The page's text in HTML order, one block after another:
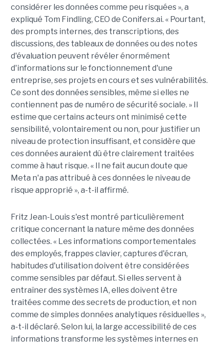
considérer les données comme peu risquées », a
expliqué Tom Findling, CEO de Conifers.ai. « Pourtant,
des prompts internes, des transcriptions, des
discussions, des tableaux de données ou des notes
d'évaluation peuvent révéler énormément
d'informations sur le fonctionnement d'une
entreprise, ses projets en cours et ses vulnérabilités.
Ce sont des données sensibles, même si elles ne
contiennent pas de numéro de sécurité sociale. » Il
estime que certains acteurs ont minimisé cette
sensibilité, volontairement ou non, pour justifier un
niveau de protection insuffisant, et considère que
ces données auraient dû être clairement traitées
comme à haut risque. « Il ne fait aucun doute que
Meta n'a pas attribué à ces données le niveau de
risque approprié », a-t-il affirmé.
Fritz Jean-Louis s'est montré particulièrement
critique concernant la nature même des données
collectées. « Les informations comportementales
des employés, frappes clavier, captures d'écran,
habitudes d'utilisation doivent être considérées
comme sensibles par défaut. Si elles servent à
entraîner des systèmes IA, elles doivent être
traitées comme des secrets de production, et non
comme de simples données analytiques résiduelles »,
a-t-il déclaré. Selon lui, la large accessibilité de ces
informations transforme les systèmes internes en